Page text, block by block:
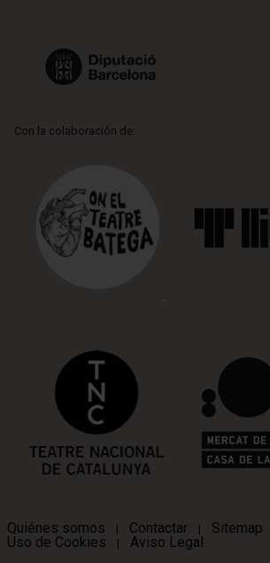
Con la colaboración de:
Quiénes somos | Contactar | Sitemap
Uso de Cookies | Aviso Legal